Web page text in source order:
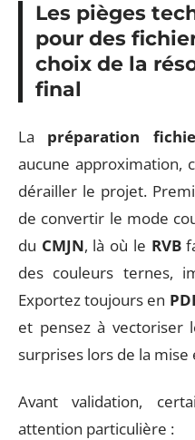
Les pièges
pour des
choix de la
final
La préparation
aucune approximation,
dérailler le projet.
de convertir le mode
du CMJN, là où le RVB
des couleurs ternes,
Exportez toujours en
et pensez à vectoriser
surprises lors de la mise
Avant validation,
attention particulière :